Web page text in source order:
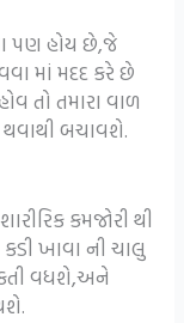
પણ હોય છે,જે
માં મદદ કરે છે
તો તમારા વાળ
બચાવશે.
કમજોરી થી
ખાવા ની ચાલુ
વધશે,અને